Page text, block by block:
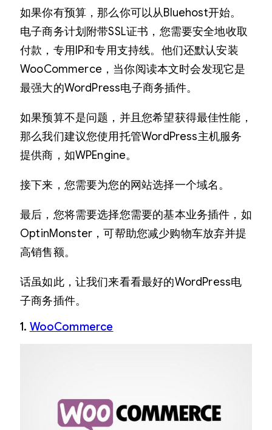
如果你有预算，那么你可以从Bluehost开始。
电子商务计划附带SSL证书，您需要安全地收取
付款，专用IP和专用支持线。他们还默认安装
WooCommerce，当你阅读本文时会发现它是
最强大的WordPress电子商务插件。
如果预算不是问题，并且您希望获得最佳性能，
那么我们建议您使用托管WordPress主机服务
提供商，如WPEngine。
接下来，您需要为您的网站选择一个域名。
最后，您将需要选择您需要的基本业务插件，如
OptinMonster，可帮助您减少购物车放弃并提
高销售额。
话虽如此，让我们来看看最好的WordPress电
子商务插件。
1. WooCommerce